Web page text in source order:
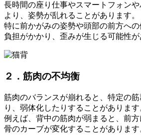
長時間の座り仕事やスマートフォン
より、姿勢が乱れることがあります。
特に前かがみの姿勢や頭部の前方へ
負担がかかり、歪みが生じる可能性が
２．筋肉の不均衡
筋肉のバランスが崩れると、特定の
り、弱体化したりすることがあります
例えば、背中の筋肉が弱まると、前
骨のカーブが変化することがあります